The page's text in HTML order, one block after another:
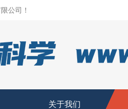
公司！
关于我们